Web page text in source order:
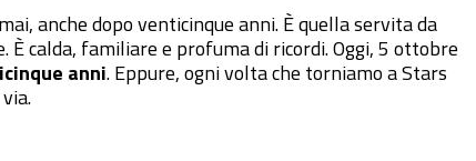
anche dopo venticinque anni. È quella servita da
calda, familiare e profuma di ricordi. Oggi, 5 ottobre
anni. Eppure, ogni volta che torniamo a Stars